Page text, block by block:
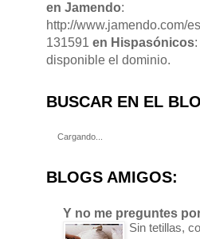
en Jamendo:
http://www.jamendo.com/
131591 en Hispasónicos
disponible el dominio.
BUSCAR EN EL
Cargando...
BLOGS AMIGOS:
Y no me preguntes
Sin tetillas,